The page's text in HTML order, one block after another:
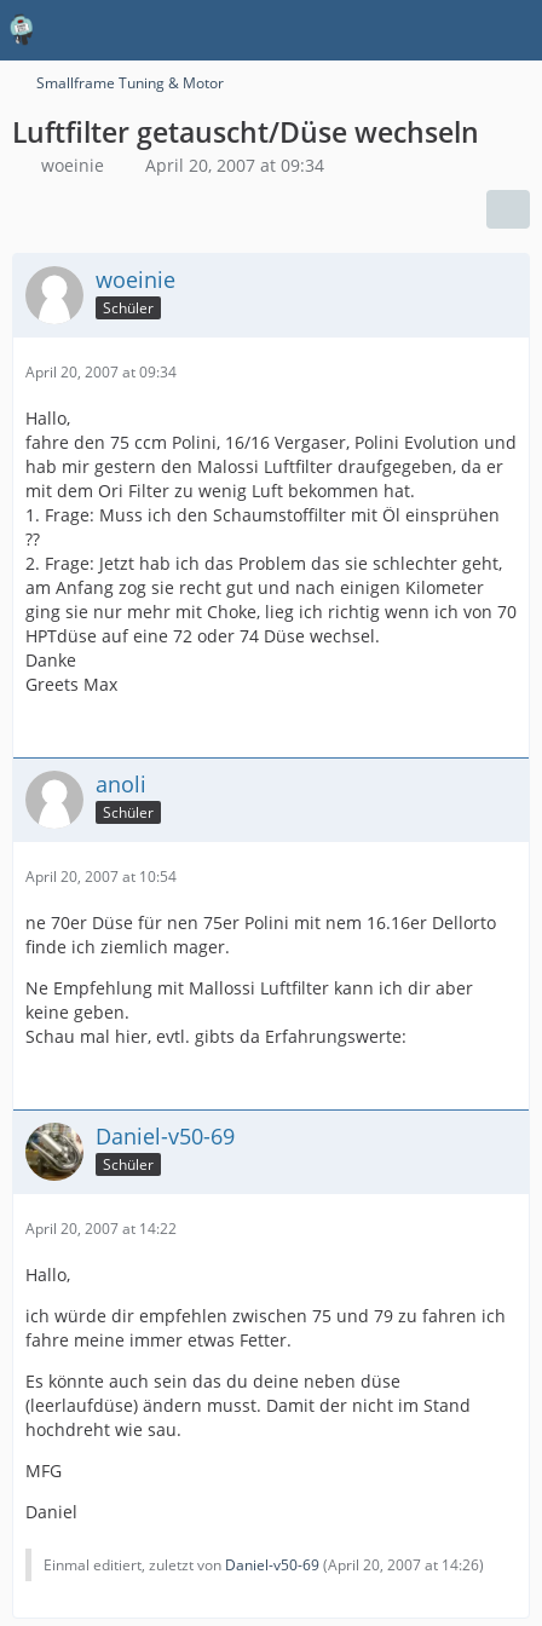
Smallframe Tuning & Motor
Luftfilter getauscht/Düse wechseln
woeinie April 20, 2007 at 09:34
woeinie
Schüler
April 20, 2007 at 09:34
Hallo,
fahre den 75 ccm Polini, 16/16 Vergaser, Polini Evolution und
hab mir gestern den Malossi Luftfilter draufgegeben, da er
mit dem Ori Filter zu wenig Luft bekommen hat.
1. Frage: Muss ich den Schaumstoffilter mit Öl einsprühen
??
2. Frage: Jetzt hab ich das Problem das sie schlechter geht,
am Anfang zog sie recht gut und nach einigen Kilometer
ging sie nur mehr mit Choke, lieg ich richtig wenn ich von 70
HPTdüse auf eine 72 oder 74 Düse wechsel.
Danke
Greets Max
anoli
Schüler
April 20, 2007 at 10:54
ne 70er Düse für nen 75er Polini mit nem 16.16er Dellorto
finde ich ziemlich mager.
Ne Empfehlung mit Mallossi Luftfilter kann ich dir aber
keine geben.
Schau mal hier, evtl. gibts da Erfahrungswerte:
Daniel-v50-69
Schüler
April 20, 2007 at 14:22
Hallo,
ich würde dir empfehlen zwischen 75 und 79 zu fahren ich
fahre meine immer etwas Fetter.
Es könnte auch sein das du deine neben düse
(leerlaufdüse) ändern musst. Damit der nicht im Stand
hochdreht wie sau.
MFG
Daniel
Einmal editiert, zuletzt von Daniel-v50-69(April 20, 2007 at 14:26)